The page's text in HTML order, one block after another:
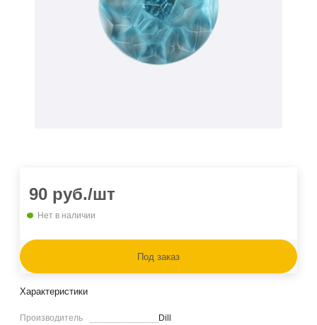
90 руб./шт
Нет в наличии
Под заказ
Характеристики
Производитель Dill